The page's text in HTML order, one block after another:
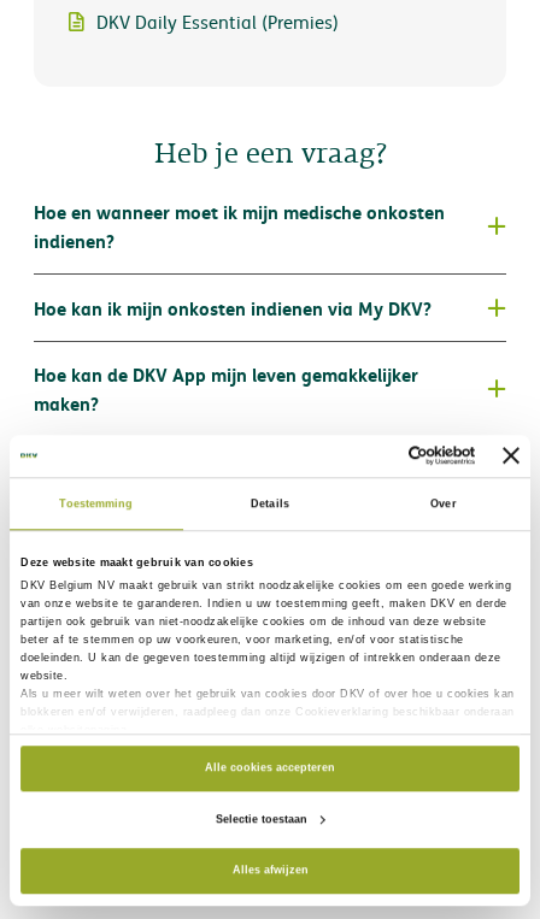
Toestemming Details Over
Deze website maakt gebruik van cookies
DKV Belgium NV maakt gebruik van strikt noodzakelijke cookies om een goede werking
van onze website te garanderen. Indien u uw toestemming geeft, maken DKV en derde
partijen ook gebruik van niet-noodzakelijke cookies om de inhoud van deze website
beter af te stemmen op uw voorkeuren, voor marketing, en/of voor statistische
doeleinden. U kan de gegeven toestemming altijd wijzigen of intrekken onderaan deze
website.
Als u meer wilt weten over het gebruik van cookies door DKV of over hoe u cookies kan
blokkeren en/of verwijderen, raadpleeg dan onze Cookieverklaring beschikbaar onderaan
Alle cookies accepteren
Selectie toestaan
Alles afwijzen
DKV Daily Essential (Premies)
Heb je een vraag?
Hoe en wanneer moet ik mijn medische onkosten
indienen?
vind jehier.
indient. De wettelijk voorgeschreven maximumtermijn
bedraagt 3 jaar. Gelieve steeds je polisnummer en/of
Hoe kan ik mijn onkosten indienen via My DKV?
hier
Hoe kan de DKV App mijn leven gemakkelijker
maken?
®
Hoe kan ik mij registreren op DKV App?
®
Wat is My DKV?
My DKV
Worden corrigerende contactlenzen of brilglazen
vergoed?
Wat is het verschil tussen AssurMed en
AssurPharma?
Hoe werkt de terugbetaling van mijn
Waarom heb ik een voorschrift nodig?